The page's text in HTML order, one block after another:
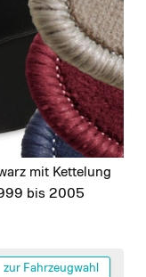
mit Kettelung
bis 2005
zur Fahrzeugwahl